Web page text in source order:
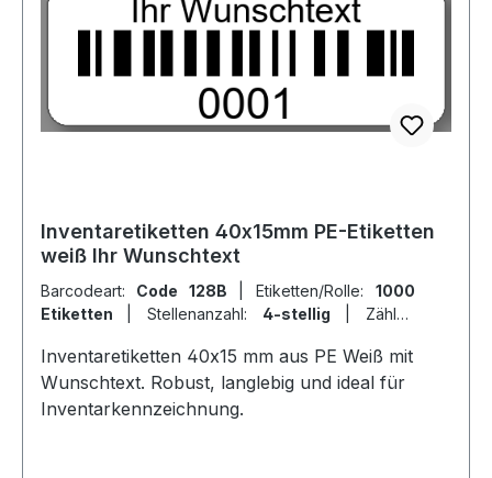
Inventaretiketten 40x15mm PE-Etiketten
weiß Ihr Wunschtext
Barcodeart: Code 128B Etiketten/Rolle: 1000
Etiketten
Stellenanzahl: 4-stellig
Zähler:
Inventaretiketten 40x15 mm aus PE Weiß mit
Wunschtext. Robust, langlebig und ideal für
Inventarkennzeichnung.